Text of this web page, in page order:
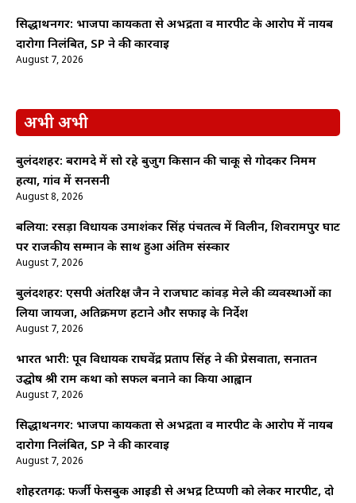
सिद्धार्थनगर: भाजपा कार्यकर्ता से अभद्रता व मारपीट के आरोप में नायब
दारोगा निलंबित, SP ने की कार्रवाई
August 7, 2026
अभी अभी
बुलंदशहर: बरामदे में सो रहे बुजुर्ग किसान की चाकू से गोदकर निर्मम
हत्या, गांव में सनसनी
August 8, 2026
बलिया: रसड़ा विधायक उमाशंकर सिंह पंचतत्व में विलीन, शिवरामपुर घाट
पर राजकीय सम्मान के साथ हुआ अंतिम संस्कार
August 7, 2026
बुलंदशहर: एसपी अंतरिक्ष जैन ने राजघाट कांवड़ मेले की व्यवस्थाओं का
लिया जायजा, अतिक्रमण हटाने और सफाई के निर्देश
August 7, 2026
भारत भारी: पूर्व विधायक राघवेंद्र प्रताप सिंह ने की प्रेसवार्ता, सनातन
उद्घोष श्री राम कथा को सफल बनाने का किया आह्वान
August 7, 2026
सिद्धार्थनगर: भाजपा कार्यकर्ता से अभद्रता व मारपीट के आरोप में नायब
दारोगा निलंबित, SP ने की कार्रवाई
August 7, 2026
शोहरतगढ़: फर्जी फेसबुक आईडी से अभद्र टिप्पणी को लेकर मारपीट, दो